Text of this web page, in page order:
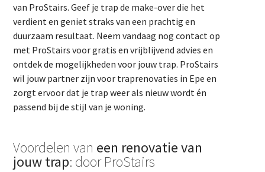
van ProStairs. Geef je trap de make-over die het
verdient en geniet straks van een prachtig en
duurzaam resultaat. Neem vandaag nog contact op
met ProStairs voor gratis en vrijblijvend advies en
ontdek de mogelijkheden voor jouw trap. ProStairs
wil jouw partner zijn voor traprenovaties in Epe en
zorgt ervoor dat je trap weer als nieuw wordt én
passend bij de stijl van je woning.
Voordelen van een renovatie van
jouw trap: door ProStairs